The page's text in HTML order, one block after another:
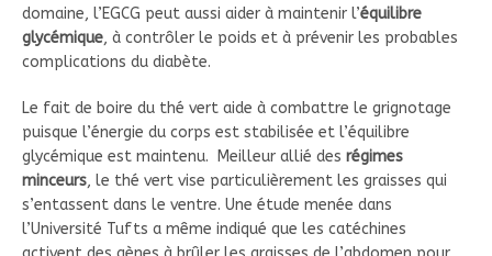
domaine, l’EGCG peut aussi aider à maintenir l’équilibre
glycémique, à contrôler le poids et à prévenir les probables
complications du diabète.
Le fait de boire du thé vert aide à combattre le grignotage
puisque l’énergie du corps est stabilisée et l’équilibre
glycémique est maintenu. Meilleur allié des régimes
minceurs, le thé vert vise particulièrement les graisses qui
s’entassent dans le ventre. Une étude menée dans
l’Université Tufts a même indiqué que les catéchines